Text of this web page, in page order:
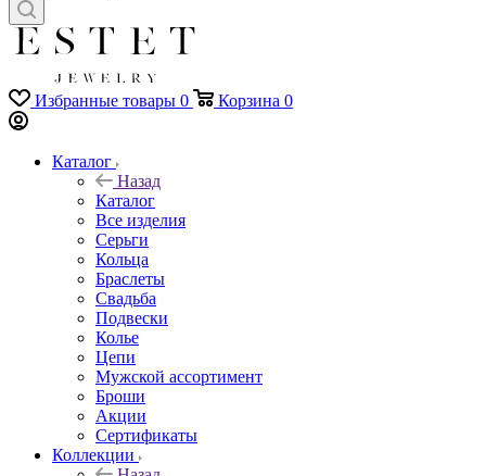
Избранные товары 0 Корзина 0
Каталог
Назад
Каталог
Все изделия
Серьги
Кольца
Браслеты
Свадьба
Подвески
Колье
Цепи
Мужской ассортимент
Броши
Акции
Сертификаты
Коллекции